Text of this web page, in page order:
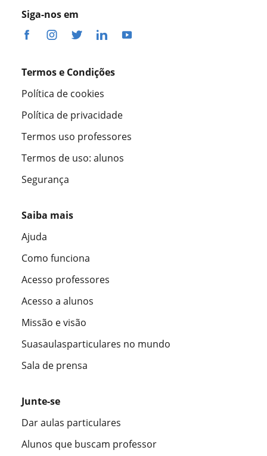
Siga-nos em
Termos e Condições
Política de cookies
Política de privacidade
Termos uso professores
Termos de uso: alunos
Segurança
Saiba mais
Ajuda
Como funciona
Acesso professores
Acesso a alunos
Missão e visão
Suasaulasparticulares no mundo
Sala de prensa
Junte-se
Dar aulas particulares
Alunos que buscam professor